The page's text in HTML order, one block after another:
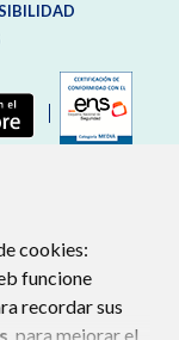
cookies:
funcione
recordar sus
, para mejorar el